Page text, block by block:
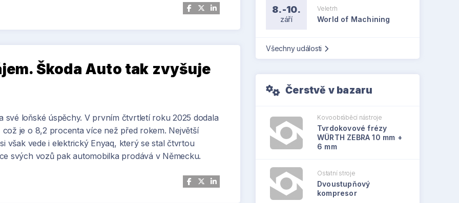
Profika, v Benátkách nad Jizerou.
níže a další údaje k připravované akci pak v kalendáři
Škoda Auto tak zvyšuje
své loňské úspěchy. V prvním čtvrtletí roku 2025 dodala
je o 8,2 procenta více než před rokem. Největší
však vede i elektrický Enyaq, který se stal čtvrtou
svých vozů pak automobilka prodává v Německu.
8.-10.
září
Veletrh
World of Machining
Všechny události
Čerstvě v bazaru
Kovoobráběcí nástroje
Tvrdokovové frézy
WÜRTH ZEBRA 10 mm +
6 mm
Ostatní stroje
Dvoustupňový
kompresor